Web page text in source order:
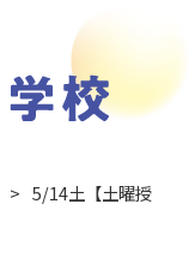
5/14土【土曜授